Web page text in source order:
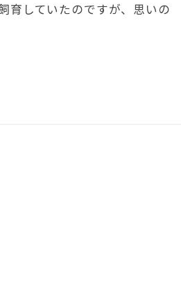
育していたのですが、思いの